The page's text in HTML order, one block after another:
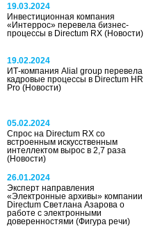
19.03.2024
Инвестиционная компания
«Интеррос» перевела бизнес-
процессы в Directum RX (Новости)
19.02.2024
ИТ-компания Alial group перевела
кадровые процессы в Directum HR
Pro (Новости)
05.02.2024
Спрос на Directum RX со
встроенным искусственным
интеллектом вырос в 2,7 раза
(Новости)
26.01.2024
Эксперт направления
«Электронные архивы» компании
Directum Светлана Азарова о
работе с электронными
доверенностями (Фигура речи)